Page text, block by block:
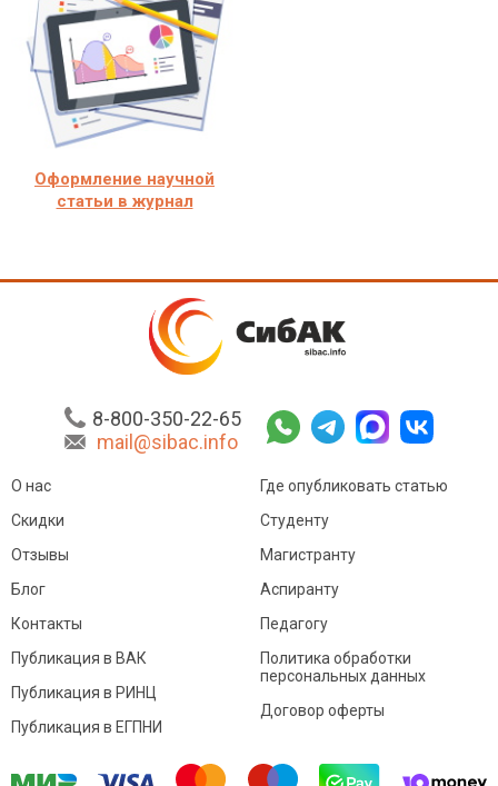
Оформление научной
статьи в журнал
8-800-350-22-65
mail@sibac.info
О нас
Скидки
Отзывы
Блог
Контакты
Где опубликовать статью
Студенту
Магистранту
Аспиранту
Педагогу
Публикация в ВАК
Публикация в РИНЦ
Публикация в ЕГПНИ
Политика обработки
персональных данных
Договор оферты